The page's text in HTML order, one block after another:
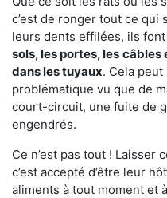
c’est de ronger tout ce qui
leurs dents effilées, ils font
sols, les portes, les câbles
dans les tuyaux. Cela
problématique vu que de
court-circuit, une fuite de
engendrés.
Ce n’est pas tout ! Laisser
c’est accepté d’être leur
aliments à tout moment et